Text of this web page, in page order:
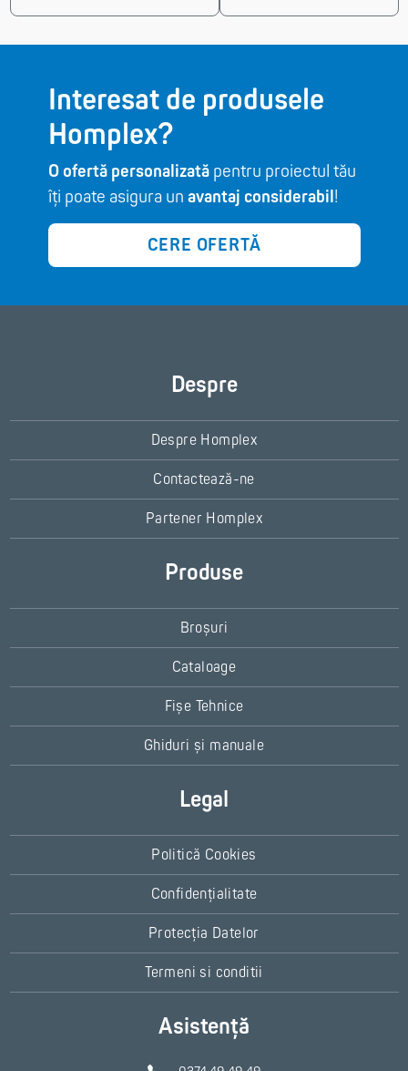
Interesat de produsele
Homplex?
O ofertă personalizatăpentru proiectul tău
îți poate asigura un avantaj considerabil!
CERE OFERTĂ
Despre
Despre Homplex
Contactează-ne
Partener Homplex
Produse
Broșuri
Cataloage
Fișe Tehnice
Ghiduri și manuale
Legal
Politică Cookies
Confidențialitate
Protecția Datelor
Termeni si conditii
Asistență